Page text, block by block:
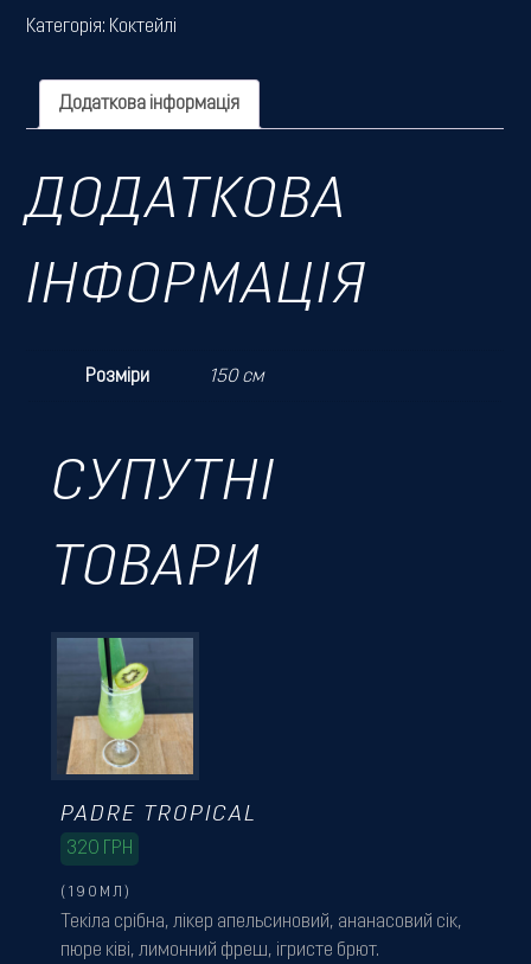
Категорія: Коктейлі
Додаткова інформація
ДОДАТКОВА
ІНФОРМАЦІЯ
Розміри 150 см
СУПУТНІ
ТОВАРИ
Текіла срібна, лікер апельсиновий, ананасовий сік,
пюре ківі, лимонний фреш, ігристе брют.
(190МЛ)
PADRE TROPICAL
320 ГРН